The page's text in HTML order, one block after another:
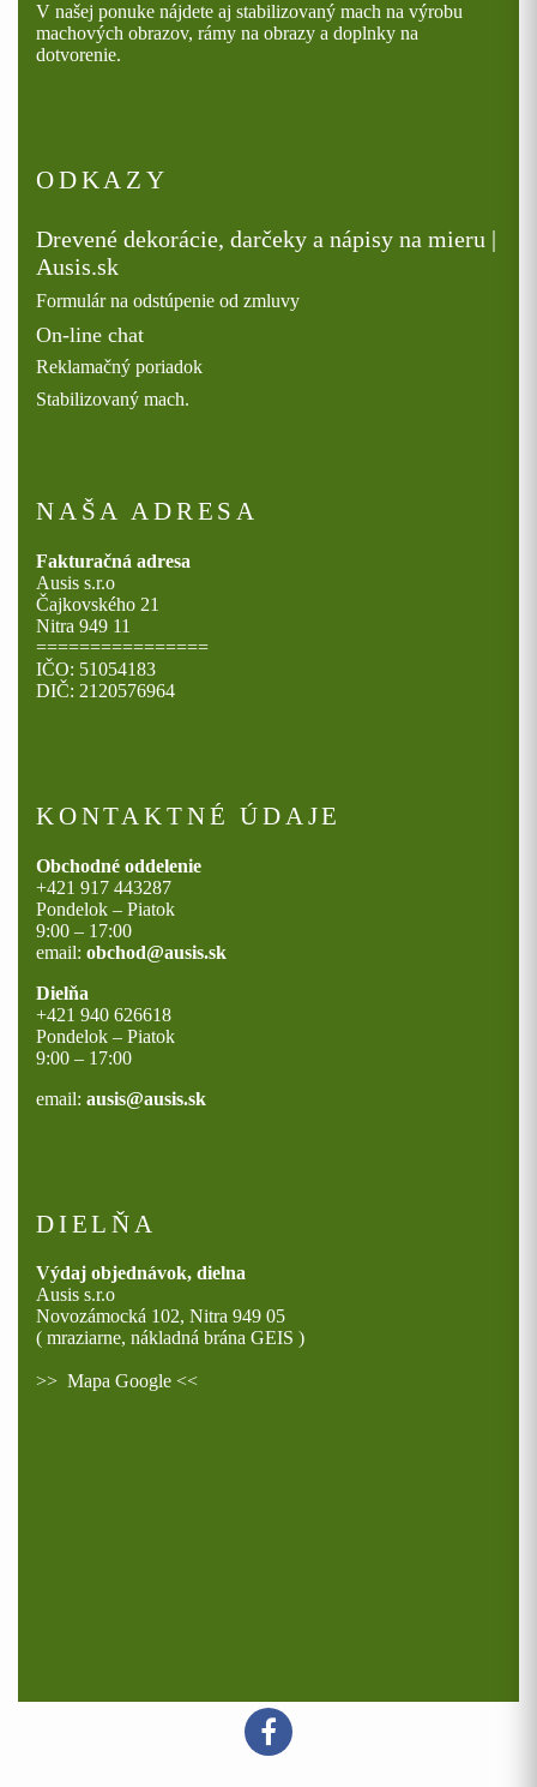
V našej ponuke nájdete aj stabilizovaný mach na výrobu
machových obrazov, rámy na obrazy a doplnky na
dotvorenie.
ODKAZY
Drevené dekorácie, darčeky a nápisy na mieru |
Ausis.sk
Formulár na odstúpenie od zmluvy
On-line chat
Reklamačný poriadok
Stabilizovaný mach.
NAŠA ADRESA
Fakturačná adresa
Ausis s.r.o
Čajkovského 21
Nitra 949 11
================
IČO: 51054183
DIČ: 2120576964
KONTAKTNÉ ÚDAJE
Obchodné oddelenie
+421 917 443287
Pondelok – Piatok
9:00 – 17:00
email: obchod@ausis.sk
Dielňa
+421 940 626618
Pondelok – Piatok
9:00 – 17:00
email: ausis@ausis.sk
DIELŇA
Výdaj objednávok, dielna
Ausis s.r.o
Novozámocká 102, Nitra 949 05
( mraziarne, nákladná brána GEIS )
>> Mapa Google <<